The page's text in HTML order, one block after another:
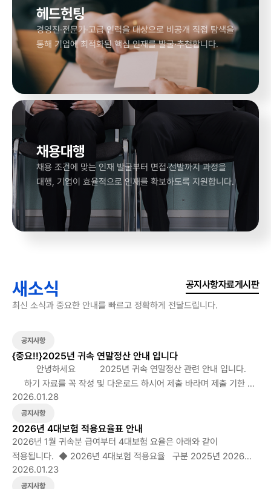
헤드헌팅
경영진·전문가·고급 인력을 대상으로 비공개 직접 탐색을
통해 기업에 최적화된 핵심 인재를 발굴·추천합니다.
채용대행
채용 조건에 맞는 인재 발굴부터 면접·선발까지 과정을
대행, 기업이 효율적으로 인재를 확보하도록 지원합니다.
새소식
최신 소식과 중요한 안내를 빠르고 정확하게 전달드립니다.
공지사항자료게시판
공지사항
{중요!!}2025년 귀속 연말정산 안내 입니다
안녕하세요 2025년 귀속 연말정산 관련 안내 입니다.
하기 자료를 꼭 작성 및 다운로드 하시어 제출 바라며 제출 기한 꼭
지켜 주시길 바랍니다. 1. 근로자 확인 사항 작성(첨부된 자료
다운로드 한 후 꼭 체크), 주민등록 등본, 가족관계증명서 제출
- 필수제출서류 - 근로자 확인사항 작성 시 부양가족의
소득요건은 회계(인사)팀에서 파악할 수 없으니 반 드시 근로자 본인이
부양가족의 소득금액이 100만원 이하(근로소득만 있는 자는 총급여
액 500만원이하)인지 여부를 확인하셔야 합니다. -
가족관계증명서는 배우자와 본인을 기준으로 3대만 표시되므로
2026.01.28
공지사항
2026년 4대보험 적용요율표 안내
2026년 1월 귀속분 급여부터 4대보험 요율은 아래와 같이
적용됩니다. ◆ 2026년 4대보험 적용요율 구분 2025년 2026년
국민연금 (인상) 9% (근로자, 사업주 각각 4.5% 부담) 9.5% (근로자,
사업주 각각 4.75% 부담) 건강보험 (인상) 7.09% (근로자, 사업주
2026.01.23
공지사항